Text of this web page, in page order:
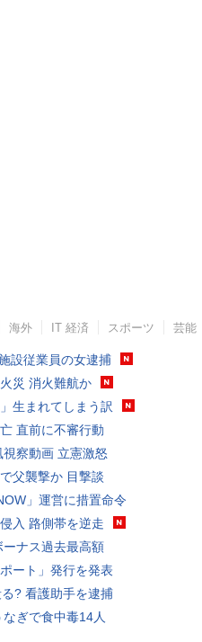
海外 IT 経済 スポーツ 芸能
設従業員の女逮捕
災 消火難航か
生まれてしまう訳
直前に不審行動
察動画 立憲激怒
父襲撃か 目撃談
」運営に措置命令
入 路側帯を逆走
ーナス過去最高額
ート」発行を発表
? 看護助手を逮捕
なぎで食中毒14人